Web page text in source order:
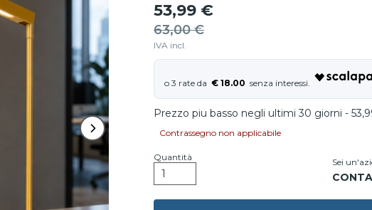
53,99 €
63,00 €
IVA incl.
€ 18.00
Prezzo piu basso negli ultimi 30 giorni -
Contrassegno non applicabile
Quantità Sei